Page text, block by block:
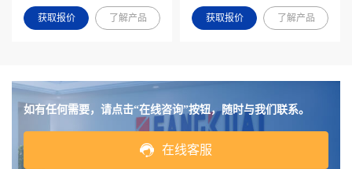
获取报价 了解产品 获取报价 了解产品
如有任何需要，请点击“在线咨询”按钮，随时与我们联系。
在线客服